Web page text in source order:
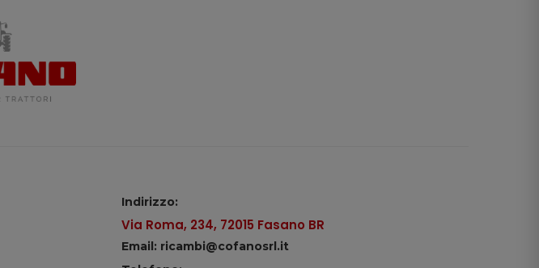
Indirizzo:
Via Roma, 234, 72015 Fasano BR
Email: ricambi@cofanosrl.it